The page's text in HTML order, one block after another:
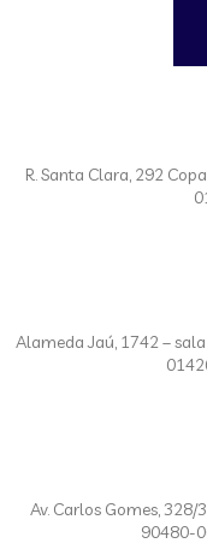
R. Santa Clara, 292
Alameda Jaú, 1742 –
Av. Carlos Gomes, 328/
90480-